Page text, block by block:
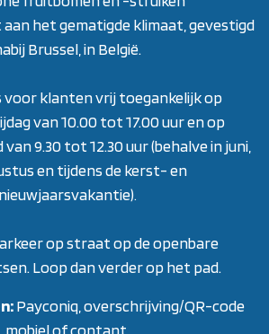
aan het gematigde klimaat, gevestigd
Brussel, in België.
voor klanten vrij toegankelijk op
van 10.00 tot 17.00 uur en op
9.30 tot 12.30 uur (behalve in juni,
en tijdens de kerst- en
nieuwjaarsvakantie).
op straat op de openbare
Loop dan verder op het pad.
Payconiq, overschrijving/QR-code
mobiel of contant.